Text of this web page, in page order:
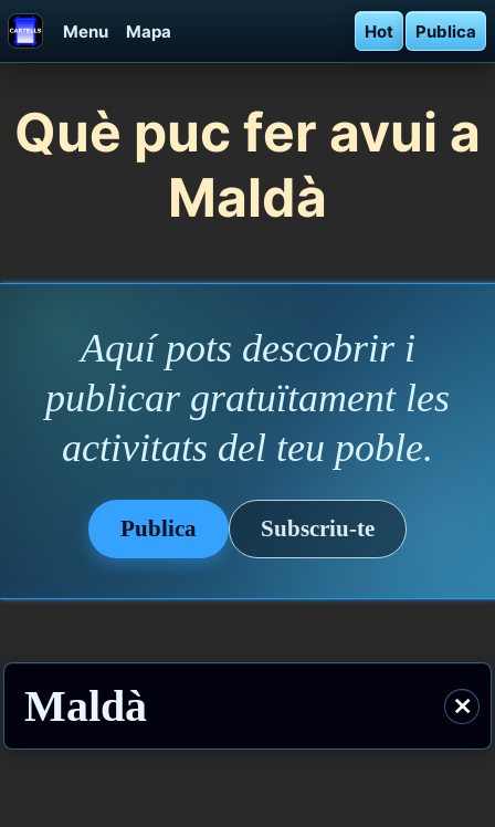
Menu Mapa Hot Publica
Què puc fer avui a
Maldà
Aquí pots descobrir i
publicar gratuïtament les
activitats del teu poble.
Publica Subscriu-te
Maldà ⨯